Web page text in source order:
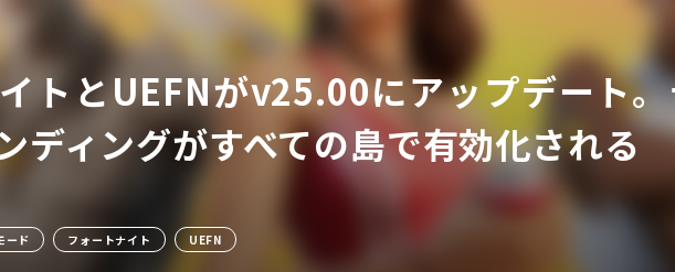
トとUEFNがv25.00にアップデート
ディングがすべての島で有効化される
ード フォートナイト UEFN